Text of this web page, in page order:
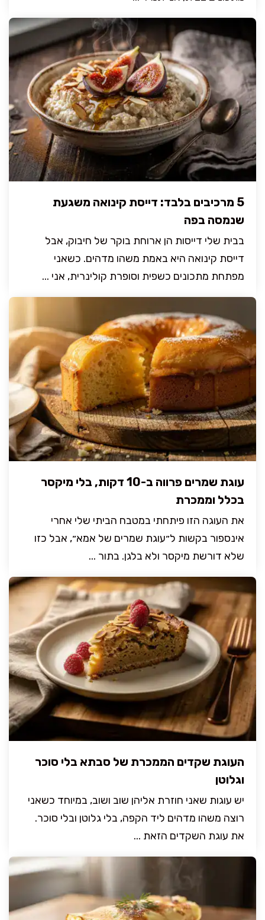
5 מרכיבים בלבד: דייסת קינואה משגעת
שנמסה בפה
בבית שלי דייסות הן ארוחת בוקר של חיבוק, אבל
דייסת קינואה היא באמת משהו מדהים. כשאני
מפתחת מתכונים כשפית וסופרת קולינרית, אני ...
עוגת שמרים פרווה ב-10 דקות, בלי מיקסר
בכלל וממכרת
את העוגה הזו פיתחתי במטבח הביתי שלי אחרי
אינספור בקשות ל״עוגת שמרים של אמא״, אבל כזו
שלא דורשת מיקסר ולא בלגן. בתור ...
העוגת שקדים הממכרת של סבתא בלי סוכר
וגלוטן
יש עוגות שאני חוזרת אליהן שוב ושוב, במיוחד כשאני
רוצה משהו מדהים ליד הקפה, בלי גלוטן ובלי סוכר.
את עוגת השקדים הזאת ...